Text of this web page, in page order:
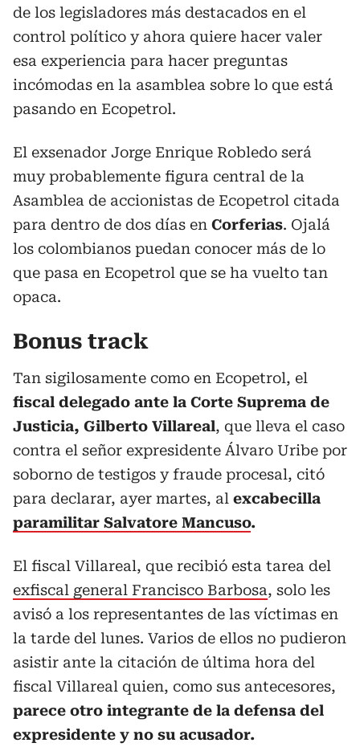
de los legisladores más destacados en el
control político y ahora quiere hacer valer
esa experiencia para hacer preguntas
incómodas en la asamblea sobre lo que está
pasando en Ecopetrol.
El exsenador Jorge Enrique Robledo será
muy probablemente figura central de la
Asamblea de accionistas de Ecopetrol citada
para dentro de dos días en Corferias. Ojalá
los colombianos puedan conocer más de lo
que pasa en Ecopetrol que se ha vuelto tan
opaca.
Bonus track
Tan sigilosamente como en Ecopetrol, el
fiscal delegado ante la Corte Suprema de
Justicia, Gilberto Villareal, que lleva el caso
contra el señor expresidente Álvaro Uribe por
soborno de testigos y fraude procesal, citó
para declarar, ayer martes, al excabecilla
paramilitar Salvatore Mancuso.
El fiscal Villareal, que recibió esta tarea del
exfiscal general Francisco Barbosa, solo les
avisó a los representantes de las víctimas en
la tarde del lunes. Varios de ellos no pudieron
asistir ante la citación de última hora del
fiscal Villareal quien, como sus antecesores,
parece otro integrante de la defensa del
expresidente y no su acusador.